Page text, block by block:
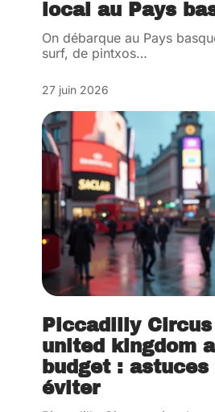
local au Pays
On débarque au Pays
surf, de pintxos…
27 juin 2026
Piccadilly
united kingdom
budget :
éviter